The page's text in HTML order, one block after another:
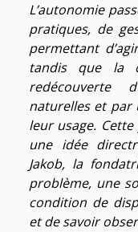
L’autonomie
pratiques, de
permettant
tandis que la
redécouverte
naturelles et par
leur usage.
une idée
Jakob, la
problème, une
condition de
et de savoir